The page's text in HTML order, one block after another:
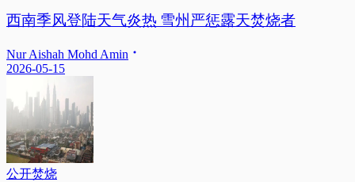
西南季风登陆天气炎热 雪州严惩露天焚烧者
Nur Aishah Mohd Amin
2026-05-15
公开焚烧